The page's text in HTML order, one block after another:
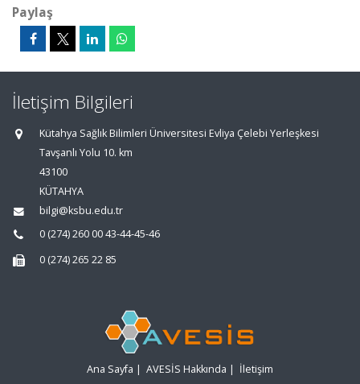
Paylaş
İletişim Bilgileri
Kütahya Sağlık Bilimleri Üniversitesi Evliya Çelebi Yerleşkesi
Tavşanlı Yolu 10. km
43100
KÜTAHYA
bilgi@ksbu.edu.tr
0 (274) 260 00 43-44-45-46
0 (274) 265 22 85
Ana Sayfa | AVESİS Hakkında | İletişim